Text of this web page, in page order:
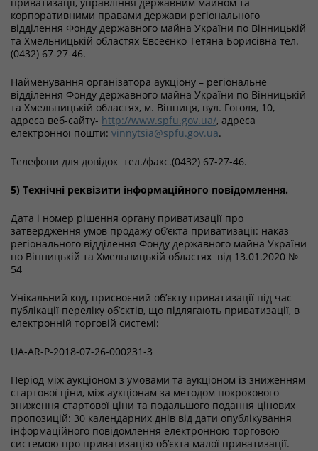
корпоративними правами держави регіонального
відділення Фонду державного майна України по Вінницькій
та Хмельницькій областях Євсеєнко Тетяна Борисівна тел.
(0432) 67-27-46.
Найменування організатора аукціону – регіональне
відділення Фонду державного майна України по Вінницькій
та Хмельницькій областях, м. Вінниця, вул. Гоголя, 10,
адреса веб-сайту- http://www.spfu.gov.ua/, адреса
електронної пошти: vinnytsia@spfu.gov.ua.
Телефони для довідок тел./факс.(0432) 67-27-46.
5) Технічні реквізити інформаційного повідомлення.
Дата і номер рішення органу приватизації про
затвердження умов продажу об’єкта приватизації: наказ
регіонального відділення Фонду державного майна України
по Вінницькій та Хмельницькій областях від 13.01.2020 №
54
Унікальний код, присвоєний об’єкту приватизації під час
публікації переліку об’єктів, що підлягають приватизації, в
електронній торговій системі:
UA-AR-P-2018-07-26-000231-3
Період між аукціоном з умовами та аукціоном із зниженням
стартової ціни, між аукціонам за методом покрокового
зниження стартової ціни та подальшого подання цінових
пропозицій: 30 календарних днів від дати опублікування
інформаційного повідомлення електронною торговою
системою про приватизацію об’єкта малої приватизації.